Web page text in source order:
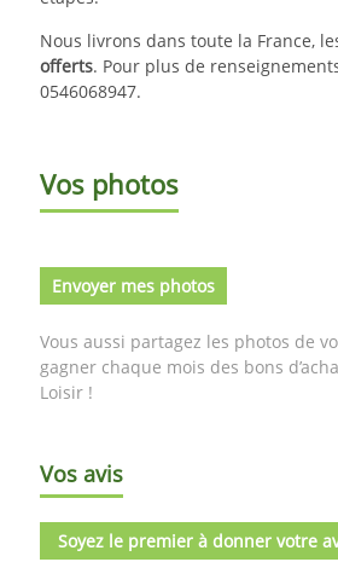
Nous livrons dans toute la France,
offerts. Pour plus de
0546068947.
Vos photos
Envoyer mes photos
Vous aussi partagez les photos de
gagner chaque mois des bons
Loisir !
Vos avis
Soyez le premier à donner votre